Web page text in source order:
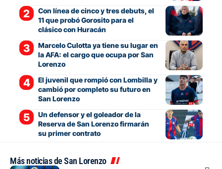
Con línea de cinco y tres debuts, el
11 que probó Gorosito para el
clásico con Huracán
Marcelo Culotta ya tiene su lugar en
la AFA: el cargo que ocupa por San
Lorenzo
El juvenil que rompió con Lombilla y
cambió por completo su futuro en
San Lorenzo
Un defensor y el goleador de la
Reserva de San Lorenzo firmarán
su primer contrato
Más noticias de San Lorenzo